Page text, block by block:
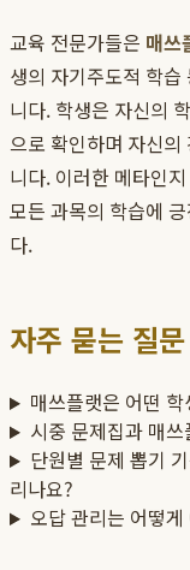
교육 전문가들은 매쓰
생의 자기주도적 학
니다. 학생은 자신의
으로 확인하며 자신의
니다. 이러한 메타인
모든 과목의 학습에
다.
자주 묻는 질
매쓰플랫은 어떤
시중 문제집과 매
단원별 문제 뽑기
리나요?
오답 관리는 어떻